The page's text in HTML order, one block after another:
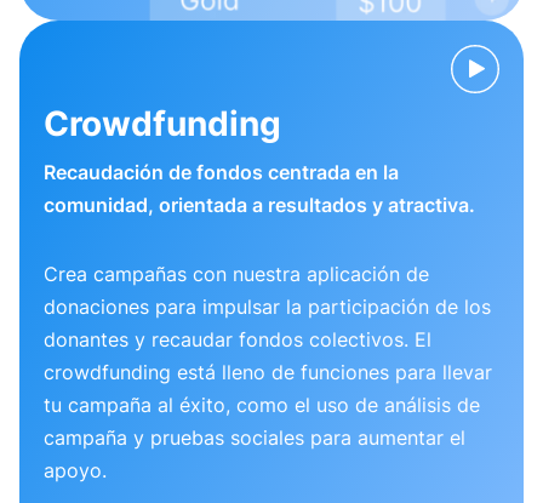
Crowdfunding
Recaudación de fondos centrada en la
comunidad, orientada a resultados y atractiva.
Crea campañas con nuestra aplicación de
donaciones para impulsar la participación de los
donantes y recaudar fondos colectivos. El
crowdfunding está lleno de funciones para llevar
tu campaña al éxito, como el uso de análisis de
campaña y pruebas sociales para aumentar el
apoyo.